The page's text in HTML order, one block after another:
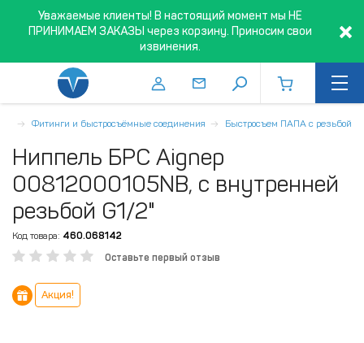
Уважаемые клиенты! В настоящий момент мы НЕ
ПРИНИМАЕМ ЗАКАЗЫ через корзину. Приносим свои
извинения.
Фитинги и быстросъёмные соединения Быстросъем ПАПА с резьбой
Ниппель БРС Aignep
00812000105NB, с внутренней
резьбой G1/2"
Код товара: 460.068142
Оставьте первый отзыв
Акция!